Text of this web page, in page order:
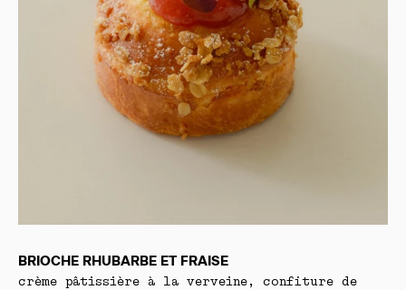
BRIOCHE RHUBARBE ET FRAISE
crème pâtissière à la verveine, confiture de